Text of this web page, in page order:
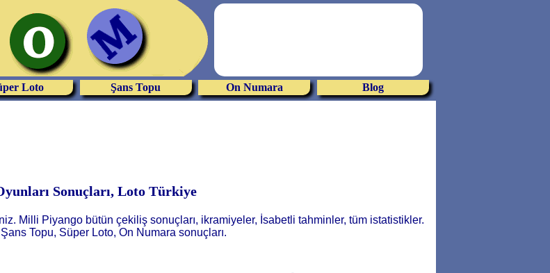
Loto Şans Topu On Numara Blog
Sonuçları, Loto Türkiye
Milli Piyango bütün çekiliş sonuçları, ikramiyeler, İsabetli tahminler, tüm istatistikler.
Topu, Süper Loto, On Numara sonuçları.